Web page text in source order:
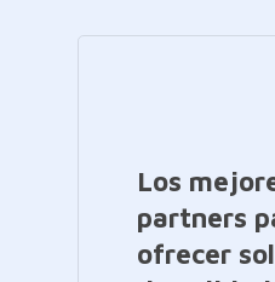
Los
partners
ofrecer